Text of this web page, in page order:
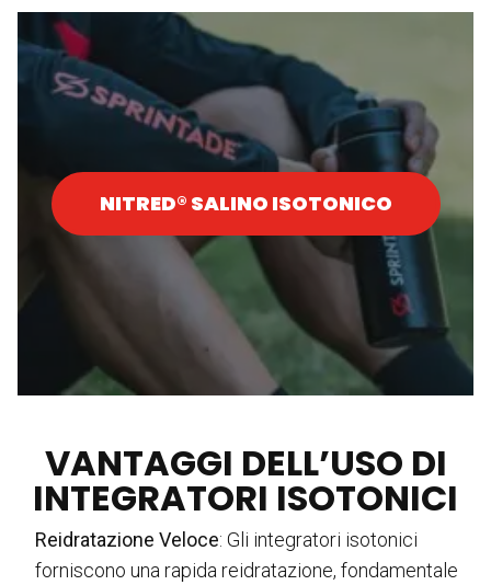
NITRED® SALINO ISOTONICO
VANTAGGI DELL’USO DI
INTEGRATORI ISOTONICI
Reidratazione Veloce: Gli integratori isotonici
forniscono una rapida reidratazione, fondamentale